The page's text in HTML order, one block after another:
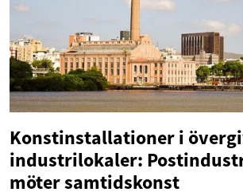
Konstinstallationer i
industrilokaler:
möter samtidskonst